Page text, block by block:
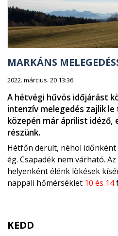
MARKÁNS
2022. március. 20 13:36
A hétvégi hűvös időjárást
intenzív melegedés zajlik
közepén már áprilist idéző,
részünk.
Hétfőn derült, néhol időnként
ég. Csapadék nem várható.
helyenként élénk lökések
nappali hőmérséklet 10 és 14
KEDD